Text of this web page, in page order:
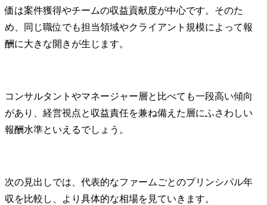
価は案件獲得やチームの収益貢献度が中心です。そのた
め、同じ職位でも担当領域やクライアント規模によって報
酬に大きな開きが生じます。
コンサルタントやマネージャー層と比べても一段高い傾向
があり、経営視点と収益責任を兼ね備えた層にふさわしい
報酬水準といえるでしょう。
次の見出しでは、代表的なファームごとのプリンシパル年
収を比較し、より具体的な相場を見ていきます。